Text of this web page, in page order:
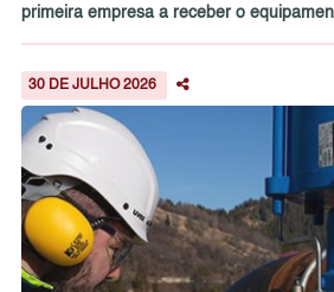
primeira empresa a receber o
30 DE JULHO 2026